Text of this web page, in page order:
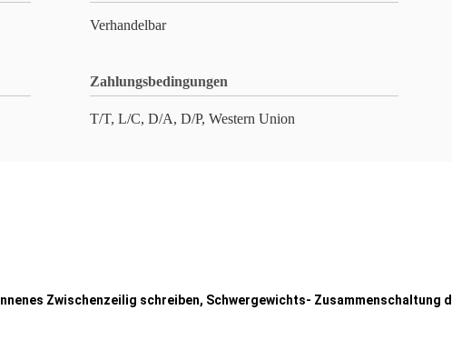
Verhandelbar
Zahlungsbedingungen
T/T, L/C, D/A, D/P, Western Union
Zwischenzeilig schreiben, Schwergewichts- Zusammenschaltung